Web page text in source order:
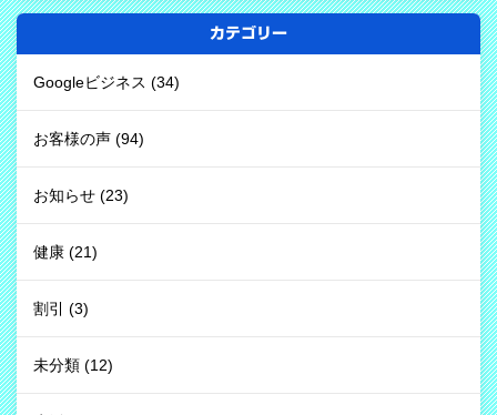
カテゴリー
Googleビジネス (34)
お客様の声 (94)
お知らせ (23)
健康 (21)
割引 (3)
未分類 (12)